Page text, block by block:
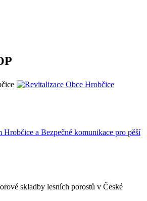
skladby lesních porostů v České